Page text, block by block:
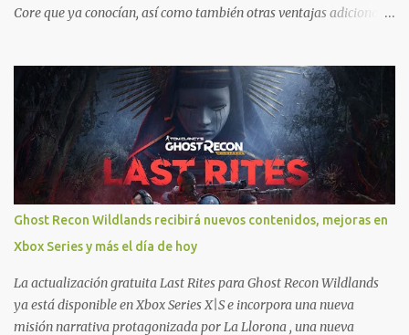
Core que ya conocían, así como también otras ventajas adicionales
que están en Xbox y PC, que van desde skins, desbloqueo de
personajes, paquetes de armas hasta emotes, monedas virtuales y
más para diferentes títulos. Todas estas ventajas se pueden
reclamar desde la sección de Game Pass o en tu aplicación de Xbox
yendo directamente a la pestaña de Game Pass. Essential también
ahora sumará el acceso a la Nube de Xbox, el cual nos permitite
jugar una pequeña porción de los juegos de la suscripción
mediante xCloud y más de 600 juegos compatibles si es que los
compramos previamente (con más títulos en camino a ser
compatibles con la función Transmite tu Propios Juegos). Pueden
leer más...
Ghost Recon Wildlands recibirá nuevos contenidos, mejoras en
Xbox Series y más el día de hoy
La actualización gratuita Last Rites para Ghost Recon Wildlands
ya está disponible en Xbox Series X|S e incorpora una nueva
misión narrativa protagonizada por La Llorona , una nueva